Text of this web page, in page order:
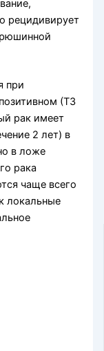
рецидивирует
при
(Т3
рак имеет
2 лет) в
в ложе
рака
чаще всего
локальные